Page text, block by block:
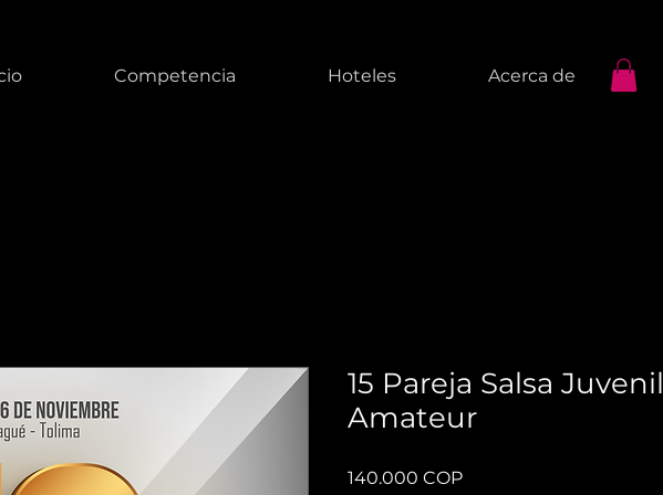
Competencia Hoteles Acerca de
15 Pareja Salsa Juvenil
Amateur
140.000 COPPrecio